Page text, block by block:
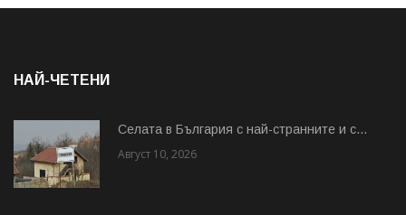
НАЙ-ЧЕТЕНИ
Cелата в България с най-странните и с...
Август 10, 2026